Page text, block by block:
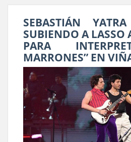
SEBASTIÁN
SUBIENDO A LASSO
PARA
MARRONES” EN